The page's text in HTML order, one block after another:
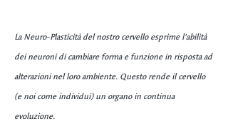
La Neuro-Plasticità del nostro cervello esprime l’abilità
dei neuroni di cambiare forma e funzione in risposta ad
alterazioni nel loro ambiente. Questo rende il cervello
(e noi come individui) un organo in continua
evoluzione.